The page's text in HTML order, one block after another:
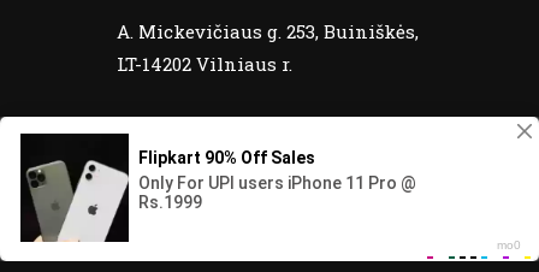
A. Mickevičiaus g. 253, Buiniškės,
LT-14202 Vilniaus r.